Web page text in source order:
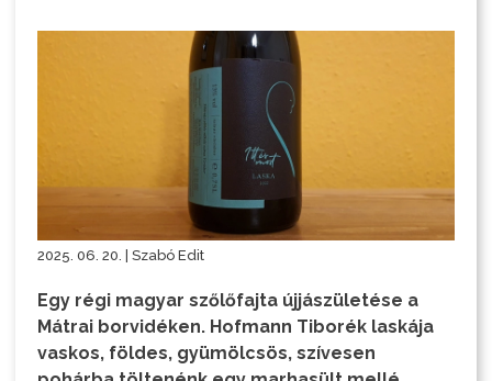
2025. 06. 20. | Szabó Edit
Egy régi magyar szőlőfajta újjászületése a
Mátrai borvidéken. Hofmann Tiborék laskája
vaskos, földes, gyümölcsös, szívesen